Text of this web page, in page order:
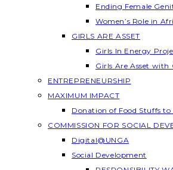
Ending Female
Women’s Role in
GIRLS ARE ASSET
Girls In Energy
Girls Are Asset with
ENTREPRENEURSHIP
MAXIMUM IMPACT
Donation of Food Stuffs to
COMMISSION FOR SOCIAL
Digital@UNGA
Social Development